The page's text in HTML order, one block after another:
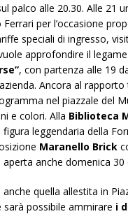
palco alle 20.30. Alle 21
per l’occasione
speciali di ingresso,
approfondire il
, con partenza alle 19
Ancora al
nel piazzale del
e colori. Alla Biblioteca
figura leggendaria della
Maranello Brick
anche domenica 30
quella allestita in
possibile ammirare i